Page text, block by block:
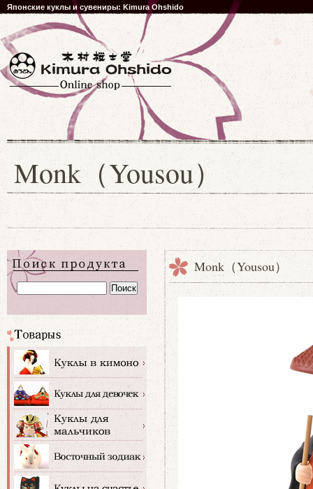
Японские куклы и сувениры: Kimura Ohshido
Monk（Yousou）
Monk（Yousou）